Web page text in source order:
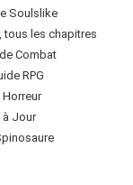
Soulslike
tous les chapitres
Combat
RPG
à Jour